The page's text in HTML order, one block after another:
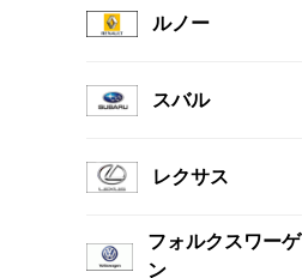
ルノー
スバル
レクサス
フォルクスワーゲ
ン